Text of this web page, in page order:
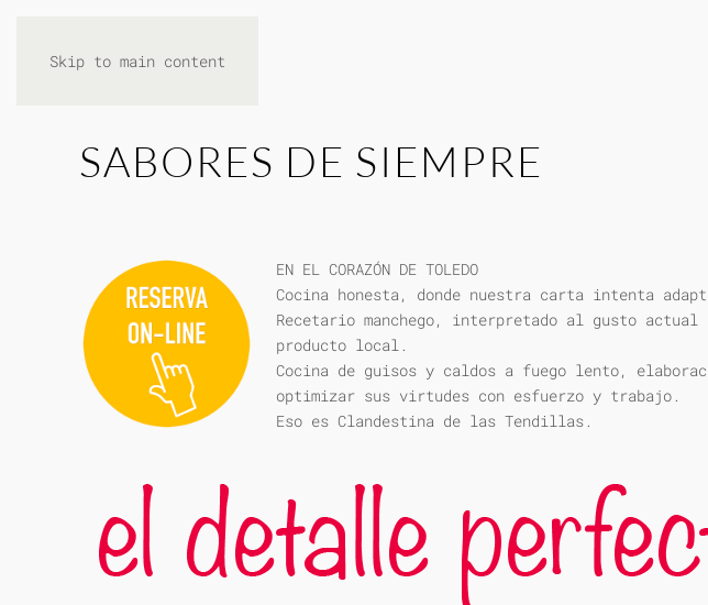
Skip to main content
SABORES DE SIEMPRE
EN EL CORAZÓN DE TOLEDO
Cocina honesta, donde nuestra carta intenta
Recetario manchego, interpretado al gusto actual
producto local.
Cocina de guisos y caldos a fuego lento,
optimizar sus virtudes con esfuerzo y trabajo.
Eso es Clandestina de las Tendillas.